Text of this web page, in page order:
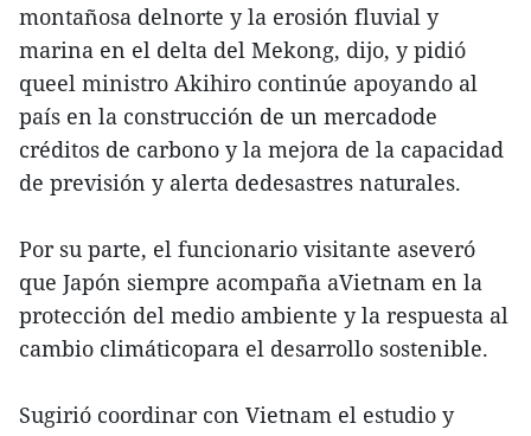
montañosa delnorte y la erosión fluvial y
marina en el delta del Mekong, dijo, y pidió
queel ministro Akihiro continúe apoyando al
país en la construcción de un mercadode
créditos de carbono y la mejora de la capacidad
de previsión y alerta dedesastres naturales.
Por su parte, el funcionario visitante aseveró
que Japón siempre acompaña aVietnam en la
protección del medio ambiente y la respuesta al
cambio climáticopara el desarrollo sostenible.
Sugirió coordinar con Vietnam el estudio y